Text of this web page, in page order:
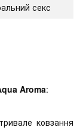
секс
Aroma:
ковзання